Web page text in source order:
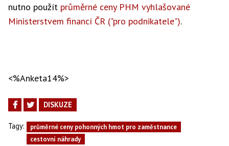
nutno použít průměrné ceny PHM vyhlašované
Ministerstvem financí ČR ("pro podnikatele").
<%Anketa14%>
DISKUZE
Tagy:
průměrné ceny pohonných hmot pro zaměstnance
cestovní náhrady